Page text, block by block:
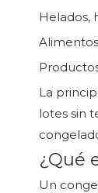
Helados,
La
lotes sin
¿Qué
Un